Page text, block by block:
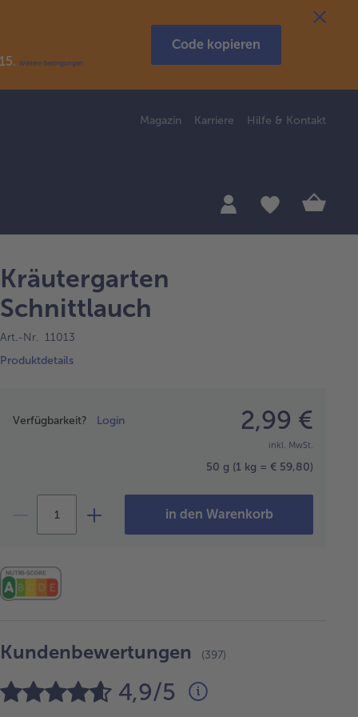
Weitere Bedingungen
Code kopieren
Magazin Karriere Hilfe & Kontakt
Kräutergarten
Schnittlauch
Art.-Nr. 11013
Produktdetails
Verfügbarkeit? Login 2,99 €
inkl. MwSt.
50 g (1 kg = € 59,80)
in den Warenkorb
Kundenbewertungen (397)
4,9/5